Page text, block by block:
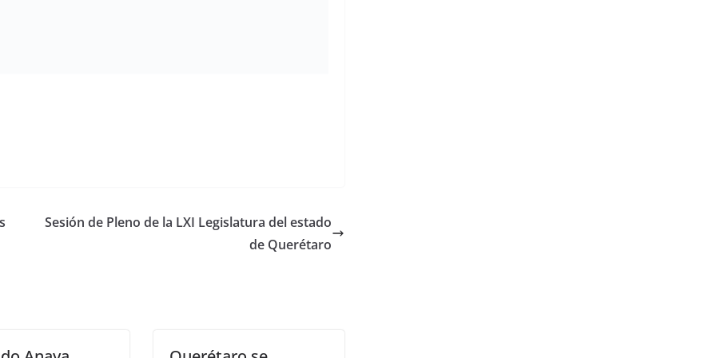
Sesión de Pleno de la LXI Legislatura del estado
de Querétaro